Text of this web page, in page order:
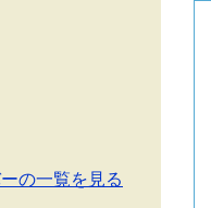
の一覧を見る